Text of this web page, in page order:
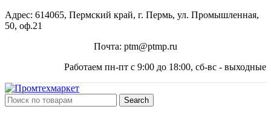
Адрес: 614065, Пермский край, г. Пермь, ул. Промышленная,
50, оф.21
Почта: ptm@ptmp.ru
Работаем пн-пт с 9:00 до 18:00, сб-вс - выходные
Search